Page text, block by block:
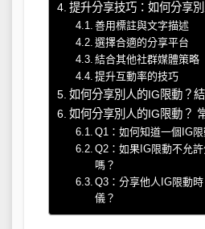
提升分享技巧：如何分享
善用標註與文字描述
選擇合適的分享平台
結合其他社群媒體策略
提升互動率的技巧
如何分享別人的IG限動？
如何分享別人的IG限動？
Q1：如何知道一個IG
Q2：如果IG限動不允
嗎？
Q3：分享他人IG限動
儀？